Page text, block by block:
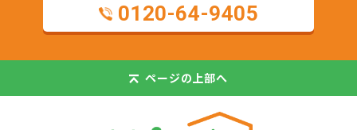
0120-64-9405
ページの 上部へ